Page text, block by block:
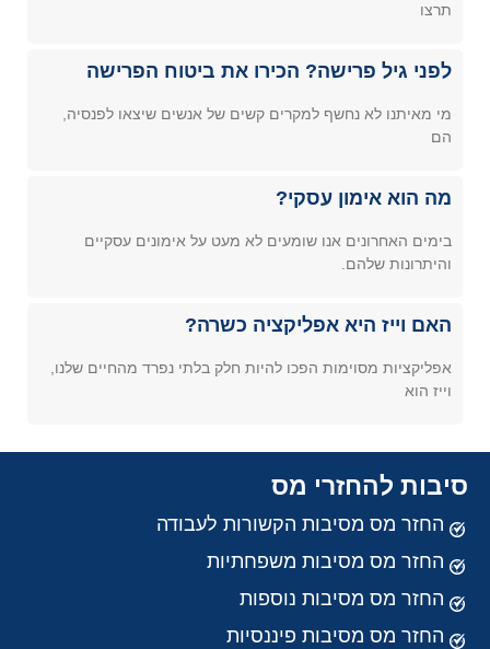
תרצו
לפני גיל פרישה? הכירו את ביטוח הפרישה
מי מאיתנו לא נחשף למקרים קשים של אנשים שיצאו לפנסיה,
הם
מה הוא אימון עסקי?
בימים האחרונים אנו שומעים לא מעט על אימונים עסקיים
והיתרונות שלהם.
האם וייז היא אפליקציה כשרה?
אפליקציות מסוימות הפכו להיות חלק בלתי נפרד מהחיים שלנו,
וייז הוא
סיבות להחזרי מס
החזר מס מסיבות הקשורות לעבודה
החזר מס מסיבות משפחתיות
החזר מס מסיבות נוספות
החזר מס מסיבות פיננסיות